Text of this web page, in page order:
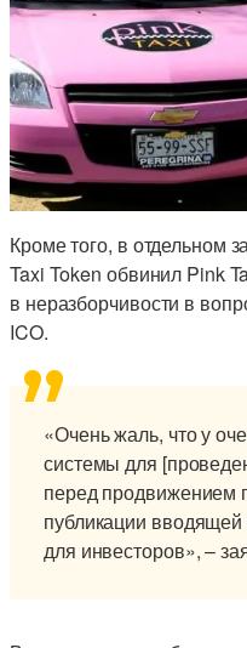
Кроме того, в отдельном
Taxi Token обвинил Pink
в неразборчивости в
ICO.
«Очень жаль, что у
системы для
перед продвижением
публикации
для инвесторов», –